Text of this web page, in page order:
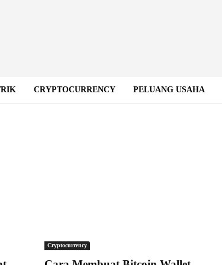
CRYPTOCURRENCY PELUANG USAHA
Cryptocurrency